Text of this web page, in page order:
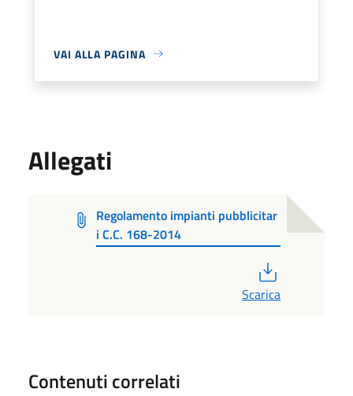
VAI ALLA PAGINA
Allegati
Regolamento impianti pubblicitar
i C.C. 168-2014
Scarica
Contenuti correlati